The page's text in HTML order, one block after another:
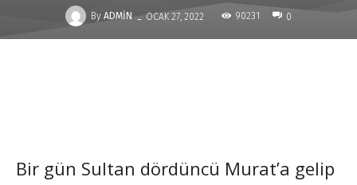
By ADMIN - OCAK 27, 2022 90231 0
Bir gün Sultan dördüncü Murat’a gelip